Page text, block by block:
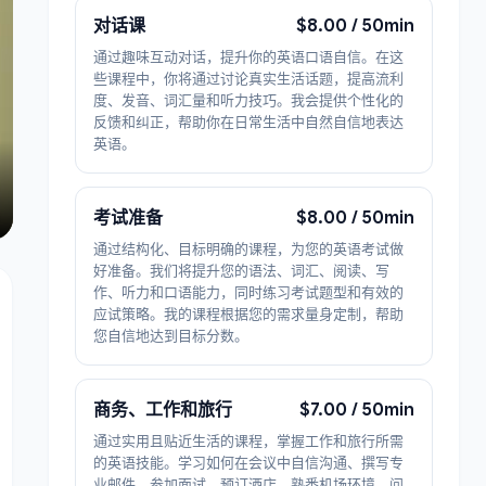
对话课 $8.00 / 50min
通过趣味互动对话，提升你的英语口语自信。在这
些课程中，你将通过讨论真实生活话题，提高流利
度、发音、词汇量和听力技巧。我会提供个性化的
反馈和纠正，帮助你在日常生活中自然自信地表达
英语。
考试准备 $8.00 / 50min
通过结构化、目标明确的课程，为您的英语考试做
好准备。我们将提升您的语法、词汇、阅读、写
作、听力和口语能力，同时练习考试题型和有效的
应试策略。我的课程根据您的需求量身定制，帮助
您自信地达到目标分数。
商务、工作和旅行 $7.00 / 50min
通过实用且贴近生活的课程，掌握工作和旅行所需
的英语技能。学习如何在会议中自信沟通、撰写专